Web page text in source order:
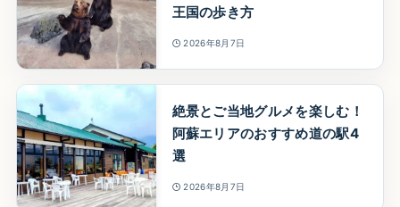
王国の歩き方
2026年8月7日
絶景とご当地グルメを楽しむ！
阿蘇エリアのおすすめ道の駅4
選
2026年8月7日